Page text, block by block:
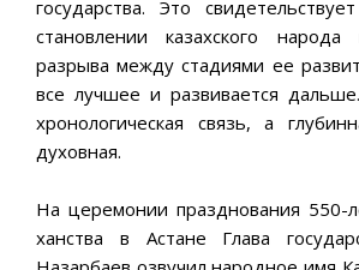
государства. Это
становлении казахского
разрыва между стадиями ее
все лучшее и развивается
хронологическая связь, а
духовная.
На церемонии празднования 550-
ханства в Астане Глава